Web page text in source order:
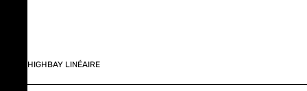
HIGHBAY LINÉAIRE